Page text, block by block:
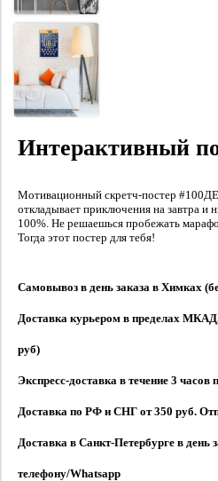
Интерактивный
Мотивационный скретч-постер
откладывает приключения на завтра и
100%. Не решаешься пробежать
Тогда этот постер для тебя!
Самовывоз в день заказа в Химках
Доставка курьером в пределах
руб)
Экспресс-доставка в течение 3
Доставка по РФ и СНГ от 350 руб.
Доставка в Санкт-Петербурге в день
телефону/Whatsapp